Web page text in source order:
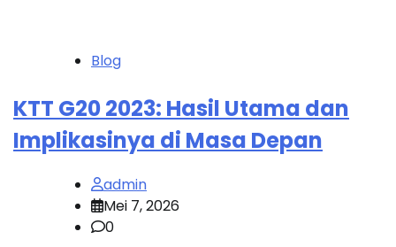
Blog
KTT G20 2023: Hasil Utama dan
Implikasinya di Masa Depan
admin
Mei 7, 2026
0